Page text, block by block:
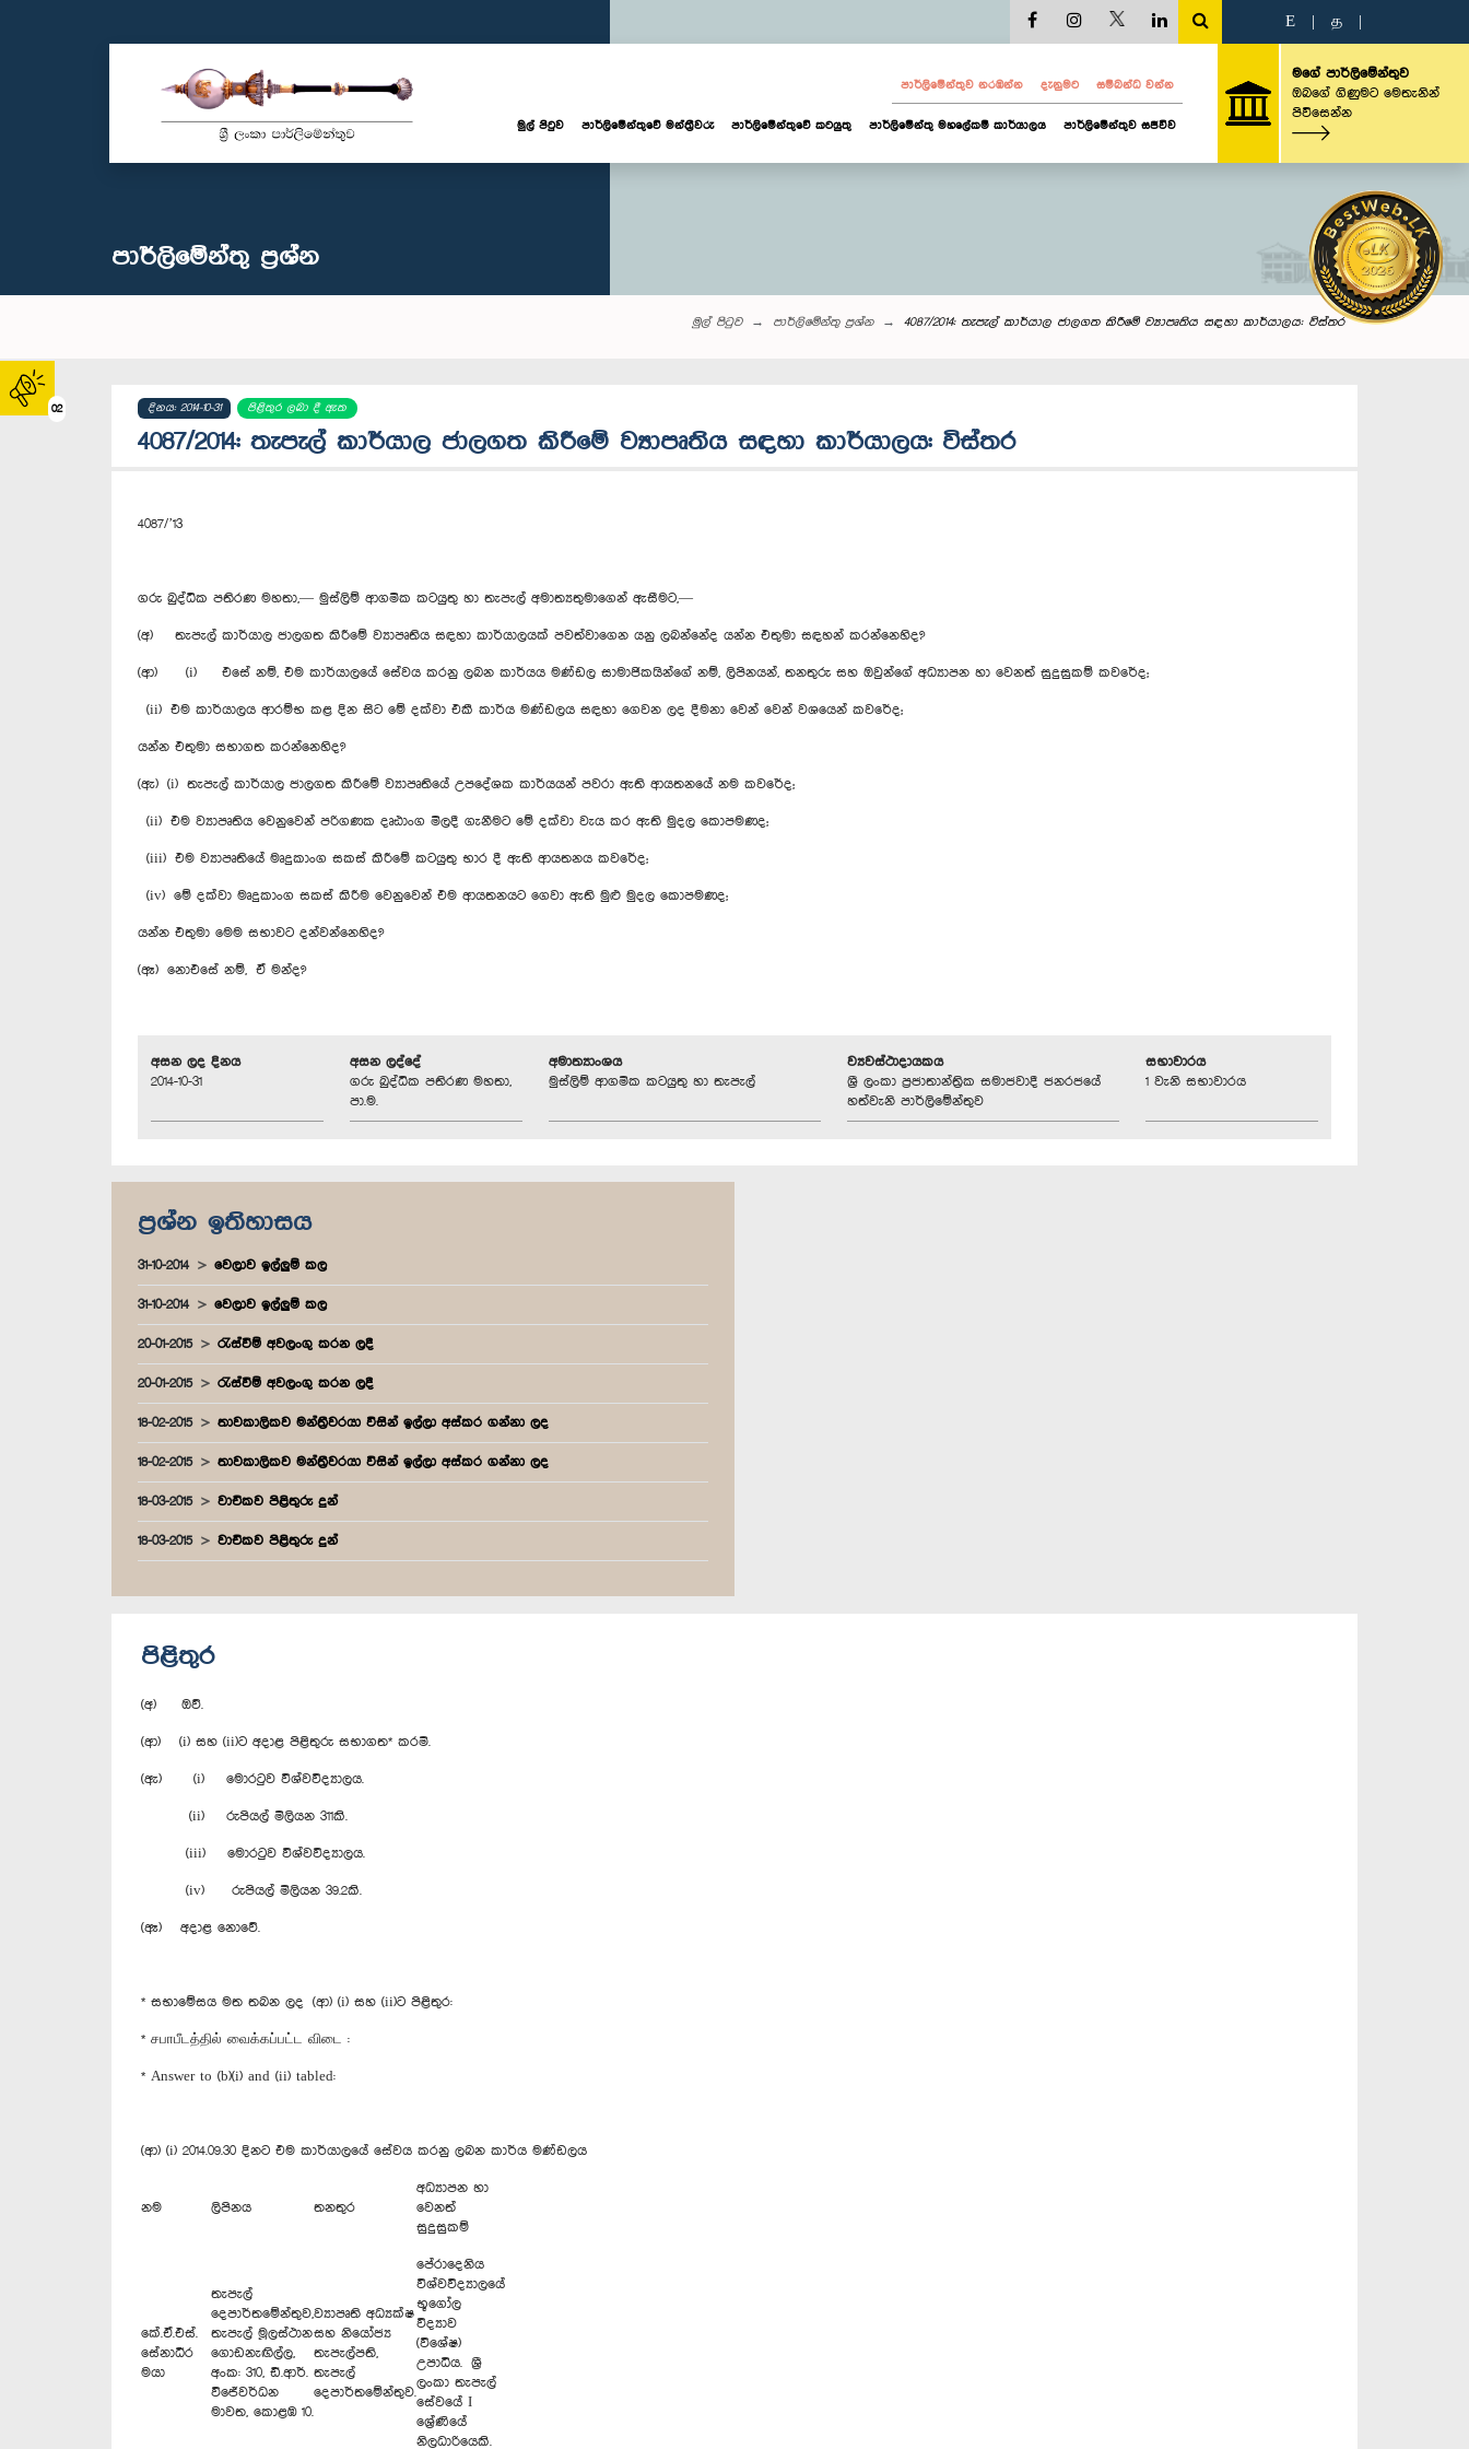
02
E த
පාර්ලි‌මේන්තුව නරඹන්න දැනුමට සම්බන්ධ වන්න
මුල් පිටුව පාර්ලි‌මේන්තුවේ මන්ත්‍රීවරු පාර්ලිමේන්තුවේ කටයුතු පාර්ලිමේන්තු මහලේකම් කාර්යාලය පාර්ලිමේන්තුව සජීවීව
මගේ පාර්ලිමේන්තුව
ඔබගේ ගිණුමට මෙතැනින්
පිවිසෙන්න
පාර්ලි‌මේන්තු‌ ප්‍රශ්න
මුල් පිටුව පාර්ලි‌මේන්තු‌ ප්‍රශ්න 4087/2014: තැපැල් කාර්යාල ජාලගත කිරීමේ ව්‍යාපෘතිය සඳහා කාර්යාලය: විස්තර
දිනය: 2014-10-31 පිළිතුර ලබා දී ඇත
4087/2014: තැපැල් කාර්යාල ජාලගත කිරීමේ ව්‍යාපෘතිය සඳහා කාර්යාලය: විස්තර
4087/’13
ගරු බුද්ධික පතිරණ මහතා,— මුස්ලිම් ආගමික කටයුතු හා තැපැල් අමාත්‍යතුමාගෙන් ඇසීමට,—
(අ) තැපැල් කාර්යාල ජාලගත කිරීමේ ව්‍යාපෘතිය සඳහා කාර්යාලයක් පවත්වාගෙන යනු ලබන්නේද යන්න එතුමා සඳහන් කරන්නෙහිද?
(ආ) (i) එසේ නම්, එම කාර්යාලයේ සේවය කරනු ලබන කාර්යය මණ්ඩල සාමාජිකයින්ගේ නම්, ලිපිනයන්, තනතුරු සහ ඔවුන්ගේ අධ්‍යාපන හා වෙනත් සුදුසුකම් කවරේද;
(ii) එම කාර්යාලය ආරම්භ කළ දින සිට මේ දක්වා එකී කාර්ය මණ්ඩලය සඳහා ගෙවන ලද දීමනා වෙන් වෙන් වශයෙන් කවරේද;
යන්න එතුමා සභාගත කරන්නෙහිද?
(ඇ) (i) තැපැල් කාර්යාල ජාලගත කිරීමේ ව්‍යාපෘතියේ උපදේශක කාර්යයන් පවරා ඇති ආයතනයේ නම කවරේද;
(ii) එම ව්‍යාපෘතිය වෙනුවෙන් පරිගණක දෘඪාංග මිලදී ගැනීමට මේ දක්වා වැය කර ඇති මුදල කොපමණද;
(iii) එම ව්‍යාපෘතියේ මෘදුකාංග සකස් කිරීමේ කටයුතු භාර දී ඇති ආයතනය කවරේද;
(iv) මේ දක්වා මෘදුකාංග සකස් කිරීම වෙනුවෙන් එම ආයතනයට ගෙවා ඇති මුළු මුදල කොපමණද;
යන්න එතුමා මෙම සභාවට දන්වන්නෙහිද?
(ඈ) නොඑසේ නම්, ඒ මන්ද?
අසන ලද දිනය
2014-10-31
අසන ලද්දේ
ගරු බුද්ධික පතිරණ මහතා,
පා.ම.
අමාත්‍යාංශය
මුස්ලිම් ආගමික කටයුතු හා තැපැල්
ව්‍යවස්ථාදායකය
ශ්‍රී ලංකා ප්‍රජාතාන්ත්‍රික සමාජවාදී ජනරජයේ
හත්වැනි පාර්ලිමේන්තුව
සභාවාරය
1 වැනි සභාවාරය
ප්‍රශ්න ඉතිහාසය
31-10-2014 වෙලාව ඉල්ලුම් කල
31-10-2014 වෙලාව ඉල්ලුම් කල
20-01-2015 රැස්වීම් අවලංගු කරන ලදී
20-01-2015 රැස්වීම් අවලංගු කරන ලදී
18-02-2015 තාවකාලිකව මන්ත්‍රීවරයා විසින් ඉල්ලා අස්කර ගන්නා ලද
18-02-2015 තාවකාලිකව මන්ත්‍රීවරයා විසින් ඉල්ලා අස්කර ගන්නා ලද
18-03-2015 වාචිකව පිළිතුරු දුන්
18-03-2015 වාචිකව පිළිතුරු දුන්
පිළිතුර
(අ) ඔව්.
(ආ) (i) සහ (ii)ට අදාළ පිළිතුරු සභාගත* කරමි.
(ඇ) (i) මොරටුව විශ්වවිද්‍යාලය.
(ii) රුපියල් මිලියන 311කි.
(iii) මොරටුව විශ්වවිද්‍යාලය.
(iv) රුපියල් මිලියන 39.2කි.
(ඈ) අදාළ නොවේ.
* සභාමේසය මත තබන ලද (ආ) (i) සහ (ii)ට පිළිතුර:
* சபாபீடத்தில் வைக்கப்பட்ட விடை :
* Answer to (b)(i) and (ii) tabled:
(ආ) (i) 2014.09.30 දිනට එම කාර්යාලයේ සේවය කරනු ලබන කාර්ය මණ්ඩලය
නම ලිපිනය තනතුර
අධ්‍යාපන හා
වෙනත්
සුදුසුකම්
කේ.ඒ.එස්.
සේනාධීර
මයා
තැපැල්
දෙපාර්තමේන්තුව,
තැපැල් මූලස්ථාන
ගොඩනැඟිල්ල,
අංක: 310, ඩී.ආර්.
විජේවර්ධන
මාවත, කොළඹ 10.
ව්‍යාපෘති අධ්‍යක්ෂ
සහ නියෝජ්‍ය
තැපැල්පති,
තැපැල්
දෙපාර්තමේන්තුව.
පේරාදෙනිය
විශ්වවිද්‍යාලයේ
භූගෝල
විද්‍යාව
(විශේෂ)
උපාධිය. ශ්‍රී
ලංකා තැපැල්
සේවයේ I
ශ්‍රේණියේ
නිලධාරියෙකි.